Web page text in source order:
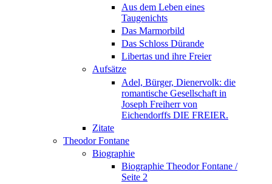
Aus dem Leben eines
Taugenichts
Das Marmorbild
Das Schloss Dürande
Libertas und ihre Freier
Aufsätze
Adel, Bürger, Dienervolk: die
romantische Gesellschaft in
Joseph Freiherr von
Eichendorffs DIE FREIER.
Zitate
Theodor Fontane
Biographie
Biographie Theodor Fontane /
Seite 2